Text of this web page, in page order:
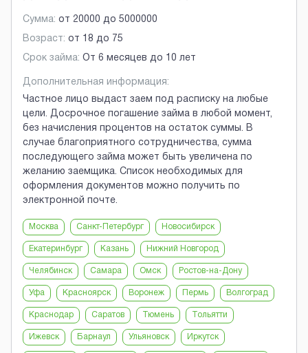
Сумма: от 20000 до 5000000
Возраст: от 18 до 75
Срок займа: От 6 месяцев до 10 лет
Дополнительная информация:
Частное лицо выдаст заем под расписку на любые
цели. Досрочное погашение займа в любой момент,
без начисления процентов на остаток суммы. В
случае благоприятного сотрудничества, сумма
последующего займа может быть увеличена по
желанию заемщика. Список необходимых для
оформления документов можно получить по
электронной почте.
Москва Санкт-Петербург Новосибирск
Екатеринбург Казань Нижний Новгород
Челябинск Самара Омск Ростов-на-Дону
Уфа Красноярск Воронеж Пермь Волгоград
Краснодар Саратов Тюмень Тольятти
Ижевск Барнаул Ульяновск Иркутск